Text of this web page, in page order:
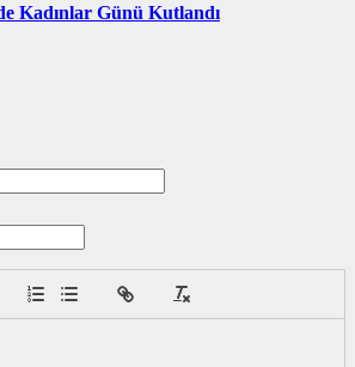
Kadınlar Günü Kutlandı